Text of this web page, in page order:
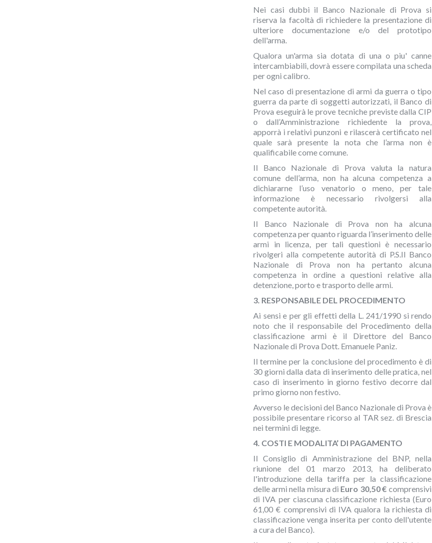
Nei casi dubbi il Banco Nazionale di Prova si
riserva la facoltà di richiedere la presentazione di
ulteriore documentazione e/o del prototipo
dell'arma.
Qualora un'arma sia dotata di una o piu' canne
intercambiabili, dovrà essere compilata una scheda
per ogni calibro.
Nel caso di presentazione di armi da guerra o tipo
guerra da parte di soggetti autorizzati, il Banco di
Prova eseguirà le prove tecniche previste dalla CIP
o dall’Amministrazione richiedente la prova,
apporrà i relativi punzoni e rilascerà certificato nel
quale sarà presente la nota che l’arma non è
qualificabile come comune.
Il Banco Nazionale di Prova valuta la natura
comune dell’arma, non ha alcuna competenza a
dichiararne l’uso venatorio o meno, per tale
informazione è necessario rivolgersi alla
competente autorità.
Il Banco Nazionale di Prova non ha alcuna
competenza per quanto riguarda l’inserimento delle
armi in licenza, per tali questioni è necessario
rivolgeri alla competente autorità di P.S.Il Banco
Nazionale di Prova non ha pertanto alcuna
competenza in ordine a questioni relative alla
detenzione, porto e trasporto delle armi.
3. RESPONSABILE DEL PROCEDIMENTO
Ai sensi e per gli effetti della L. 241/1990 si rendo
noto che il responsabile del Procedimento della
classificazione armi è il Direttore del Banco
Nazionale di Prova Dott. Emanuele Paniz.
Il termine per la conclusione del procedimento è di
30 giorni dalla data di inserimento delle pratica, nel
caso di inserimento in giorno festivo decorre dal
primo giorno non festivo.
Avverso le decisioni del Banco Nazionale di Prova è
possibile presentare ricorso al TAR sez. di Brescia
nei termini di legge.
4. COSTI E MODALITA’ DI PAGAMENTO
Il Consiglio di Amministrazione del BNP, nella
riunione del 01 marzo 2013, ha deliberato
l'introduzione della tariffa per la classificazione
delle armi nella misura di Euro 30,50 € comprensivi
di IVA per ciascuna classificazione richiesta (Euro
61,00 € comprensivi di IVA qualora la richiesta di
classificazione venga inserita per conto dell'utente
a cura del Banco).